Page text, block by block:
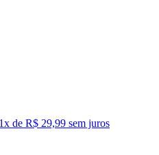
1x de R$ 29,99 sem juros